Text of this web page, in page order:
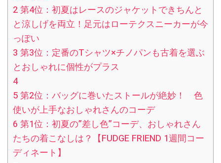
2第4位：初夏はレースのジャケットできちんと
と涼しげを両立！足元はローテクスニーカーが今
っぽい
3 第3位：定番のTシャツ×チノパンも古着を選ぶ
とおしゃれに個性がプラス
4
5第2位：バッグに巻いたストールが絶妙！ 色
使いが上手なおしゃれさんのコーデ
6 第1位：初夏の”差し色”コーデ、おしゃれさん
たちの着こなしは？【FUDGE FRIEND 1週間コー
ディネート】